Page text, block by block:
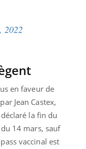
2022
en faveur de
Jean Castex,
la fin du
14 mars, sauf
vaccinal est